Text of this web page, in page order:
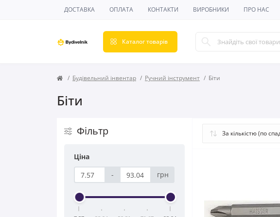
ДОСТАВКА ОПЛАТА КОНТАКТИ ВИРОБНИКИ ПРО НАС
Каталог товарів
Будівельний інвентар Ручний інструмент Біти
Біти
Фільтр
Ціна
-
грн